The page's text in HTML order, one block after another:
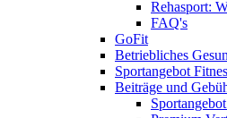
Rehasport:
FAQ's
GoFit
Betriebliches
Sportangebot
Beiträge und